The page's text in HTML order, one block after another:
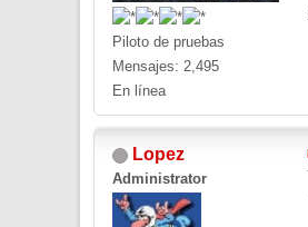
Piloto de pruebas
Mensajes: 2,495
En línea
Lopez
Administrator